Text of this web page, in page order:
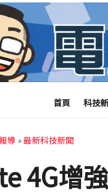
首頁 科技
導 »最新科技新聞
4G增